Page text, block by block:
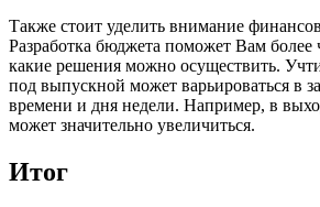
Также стоит уделить внимание
Разработка бюджета поможет Вам более
какие решения можно осуществить.
под выпускной может варьироваться в
времени и дня недели. Например, в
может значительно увеличиться.
Итог